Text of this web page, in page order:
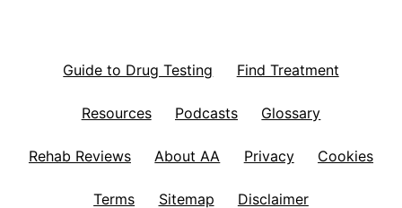
Guide to Drug Testing Find Treatment
Resources Podcasts Glossary
Rehab Reviews About AA Privacy Cookies
Terms Sitemap Disclaimer